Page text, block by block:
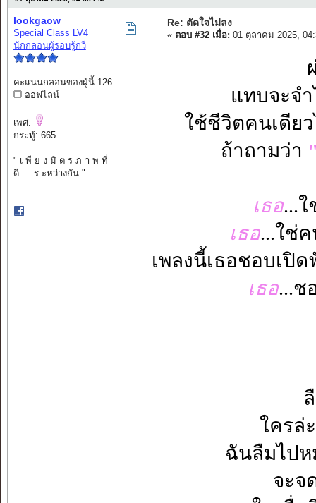
lookgaow
Special Class LV4
นักกลอนผู้รอบรู้กวี
คะแนนกลอนของผู้นี้ 126
ออฟไลน์
เพศ:
กระทู้: 665
" เ พี ย ง มิ ต ร ภ า พ ที่
ดี … ร ะหว่างกัน "
Re: ตัดใจไม่ลง
« ตอบ #32 เมื่อ: 01 ตุลาคม 2025,
แทบจะจ
ใช้ชีวิตคนเดีย
ถ้าถามว่า
เธอ...
เธอ...ใช่
เพลงนี้เธอชอบเปิ
เธอ...ช
ใครล่
ฉันลืมไป
จะจ